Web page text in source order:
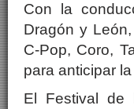
Con la
Dragón y
C-Pop, Coro,
para anticipar
El Festival de